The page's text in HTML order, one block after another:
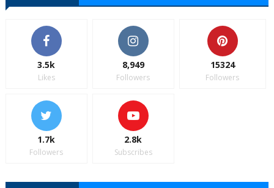
3.5k
Likes
8,949
Followers
15324
Followers
1.7k
Followers
2.8k
Subscribes